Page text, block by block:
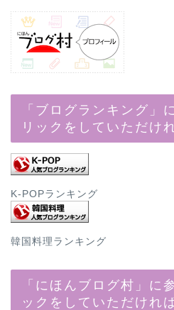
「ブログランキング」
リックをしていただけ
K-POPランキング
韓国料理ランキング
「にほんブログ村」に
ックをしていただけれ